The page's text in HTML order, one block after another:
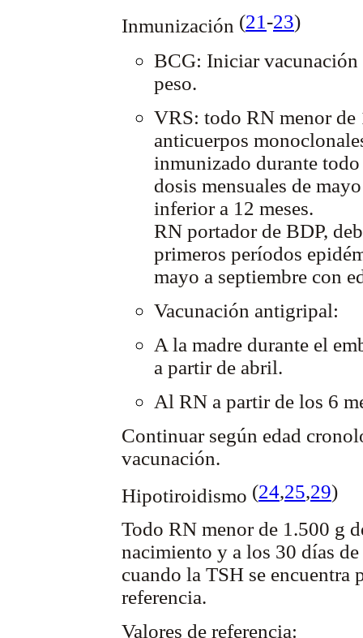
Inmunización (21 -23)
BCG: Iniciar vacunación
peso.
VRS: todo RN menor
anticuerpos
inmunizado durante
dosis mensuales de
inferior a 12 meses.
RN portador de BDP,
primeros períodos
mayo a septiembre con
Vacunación antigripal:
A la madre durante el
a partir de abril.
Al RN a partir de los 6
Continuar según edad
vacunación.
Hipotiroidismo (24,25,29)
Todo RN menor de 1.500 g
nacimiento y a los 30 días
cuando la TSH se encuentra
referencia.
Valores de referencia: